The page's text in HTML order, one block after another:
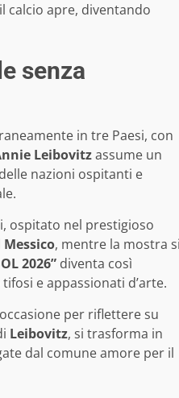
calcio apre, diventando
senza
in tre Paesi, con
Leibovitzassume un
nazioni ospitanti e
ospitato nel prestigioso
Messico, mentre la mostra
2026” diventa così
e appassionati d’arte.
per riflettere su
Leibovitz, si trasforma in
dal comune amore per il